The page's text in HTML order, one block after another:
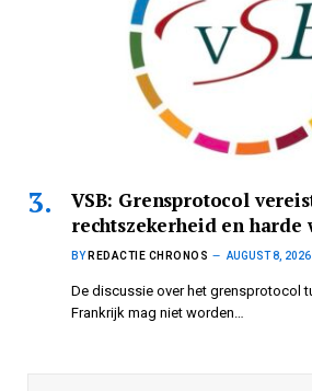
VSB: Grensprotocol
rechtszekerheid en harde
BY REDACTIE CHRONOS AUGUST 8, 2026
De discussie over het grensprotocol
Frankrijk mag niet worden…